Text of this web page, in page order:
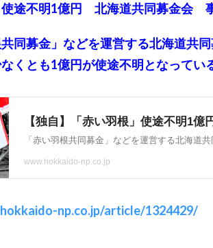
使途不明1億円 北海道共同募金会
同募金」などを運営する北海道共
くとも1億円が使途不明となってい
np.co.jp/article/1324429/